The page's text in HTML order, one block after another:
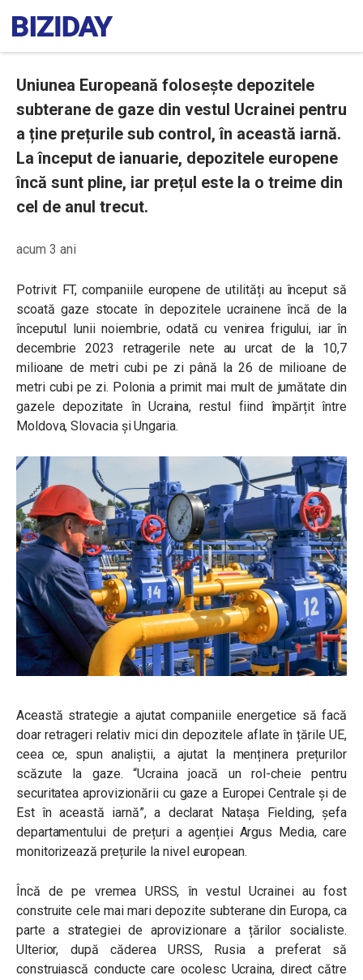
Uniunea Europeană folosește depozitele
subterane de gaze din vestul Ucrainei pentru
a ține prețurile sub control, în această iarnă.
La început de ianuarie, depozitele europene
încă sunt pline, iar prețul este la o treime din
cel de anul trecut.
acum 3 ani
Potrivit FT, companiile europene de utilități au început să
scoată gaze stocate în depozitele ucrainene încă de la
începutul lunii noiembrie, odată cu venirea frigului, iar în
decembrie 2023 retragerile nete au urcat de la 10,7
milioane de metri cubi pe zi până la 26 de milioane de
metri cubi pe zi. Polonia a primit mai mult de jumătate din
gazele depozitate în Ucraina, restul fiind împărțit între
Moldova, Slovacia și Ungaria.
Această strategie a ajutat companiile energetice să facă
doar retrageri relativ mici din depozitele aflate în țările UE,
ceea ce, spun analiștii, a ajutat la menținera prețurilor
scăzute la gaze. “Ucraina joacă un rol-cheie pentru
securitatea aprovizionării cu gaze a Europei Centrale și de
Est în această iarnă”, a declarat Natașa Fielding, șefa
departamentului de prețuri a agenției Argus Media, care
monitorizează prețurile la nivel european.
Încă de pe vremea URSS, în vestul Ucrainei au fost
construite cele mai mari depozite subterane din Europa, ca
parte a strategiei de aprovizionare a țărilor socialiste.
Ulterior, după căderea URSS, Rusia a preferat să
construiască conducte care ocolesc Ucraina, direct către